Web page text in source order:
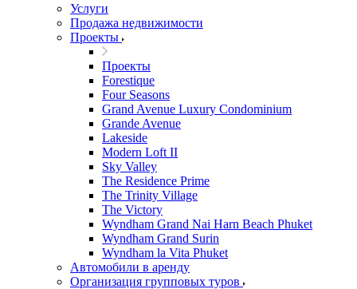
Услуги
Продажа недвижимости
Проекты
Проекты
Forestique
Four Seasons
Grand Avenue Luxury Condominium
Grande Avenue
Lakeside
Modern Loft II
Sky Valley
The Residence Prime
The Trinity Village
The Victory
Wyndham Grand Nai Harn Beach Phuket
Wyndham Grand Surin
Wyndham la Vita Phuket
Автомобили в аренду
Организация групповых туров